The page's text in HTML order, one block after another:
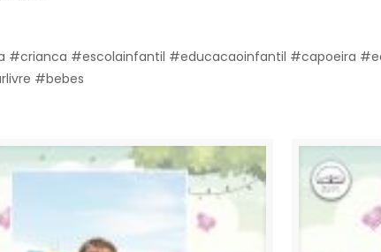
#escolainfantil #educacaoinfantil #capoeira
#bebes